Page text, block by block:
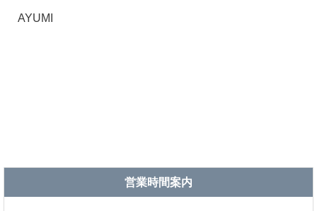
AYUMI
営業時間案内